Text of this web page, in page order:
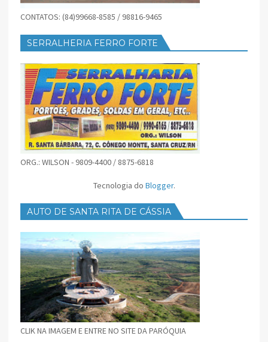
CONTATOS: (84)99668-8585 / 98816-9465
SERRALHERIA FERRO FORTE
ORG.: WILSON - 9809-4400 / 8875-6818
Tecnologia do Blogger.
AUTO DE SANTA RITA DE CÁSSIA
CLIK NA IMAGEM E ENTRE NO SITE DA PARÓQUIA